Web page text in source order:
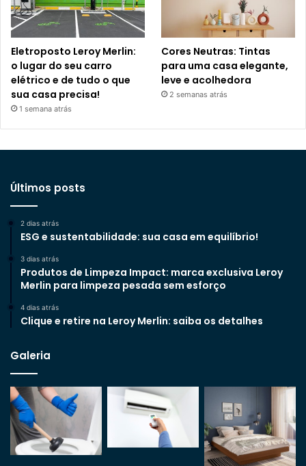
Eletroposto Leroy Merlin:
o lugar do seu carro
elétrico e de tudo o que
sua casa precisa!
1 semana atrás
Cores Neutras: Tintas
para uma casa elegante,
leve e acolhedora
2 semanas atrás
Últimos posts
2 dias atrás
ESG e sustentabilidade: sua casa em equilíbrio!
3 dias atrás
Produtos de Limpeza Impact: marca exclusiva Leroy
Merlin para limpeza pesada sem esforço
4 dias atrás
Clique e retire na Leroy Merlin: saiba os detalhes
Galeria